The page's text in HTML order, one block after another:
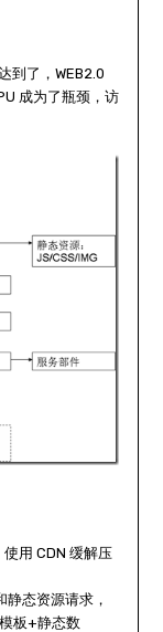
到了，WEB2.0
成为了瓶颈，访
用 CDN 缓解压
态资源请求，
板+静态数